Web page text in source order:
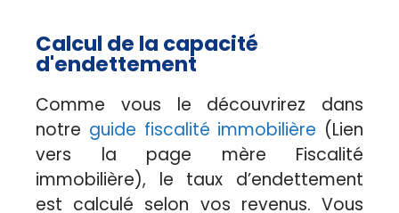
Calcul de la capacité
d'endettement
Comme vous le découvrirez dans
notre guide fiscalité immobilière (Lien
vers la page mère Fiscalité
immobilière), le taux d’endettement
est calculé selon vos revenus. Vous